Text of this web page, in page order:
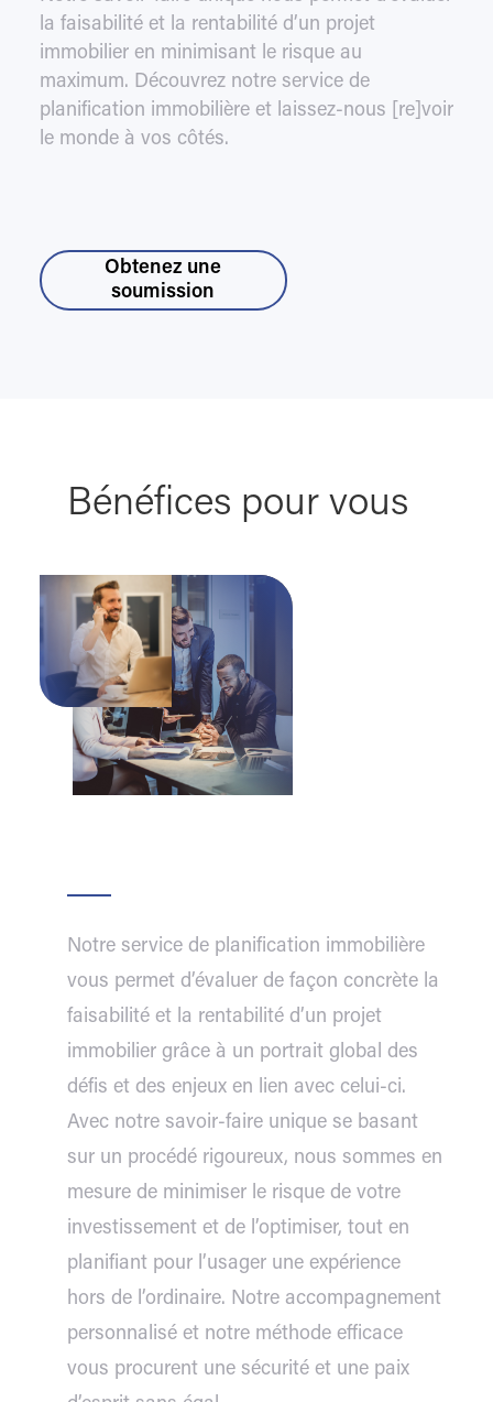
la faisabilité et la rentabilité d’un projet
immobilier en minimisant le risque au
maximum. Découvrez notre service de
planification immobilière et laissez-nous [re]voir
le monde à vos côtés.
Obtenez une
soumission
Bénéfices pour vous
Notre service de planification immobilière
vous permet d’évaluer de façon concrète la
faisabilité et la rentabilité d’un projet
immobilier grâce à un portrait global des
défis et des enjeux en lien avec celui-ci.
Avec notre savoir-faire unique se basant
sur un procédé rigoureux, nous sommes en
mesure de minimiser le risque de votre
investissement et de l’optimiser, tout en
planifiant pour l’usager une expérience
hors de l’ordinaire. Notre accompagnement
personnalisé et notre méthode efficace
vous procurent une sécurité et une paix